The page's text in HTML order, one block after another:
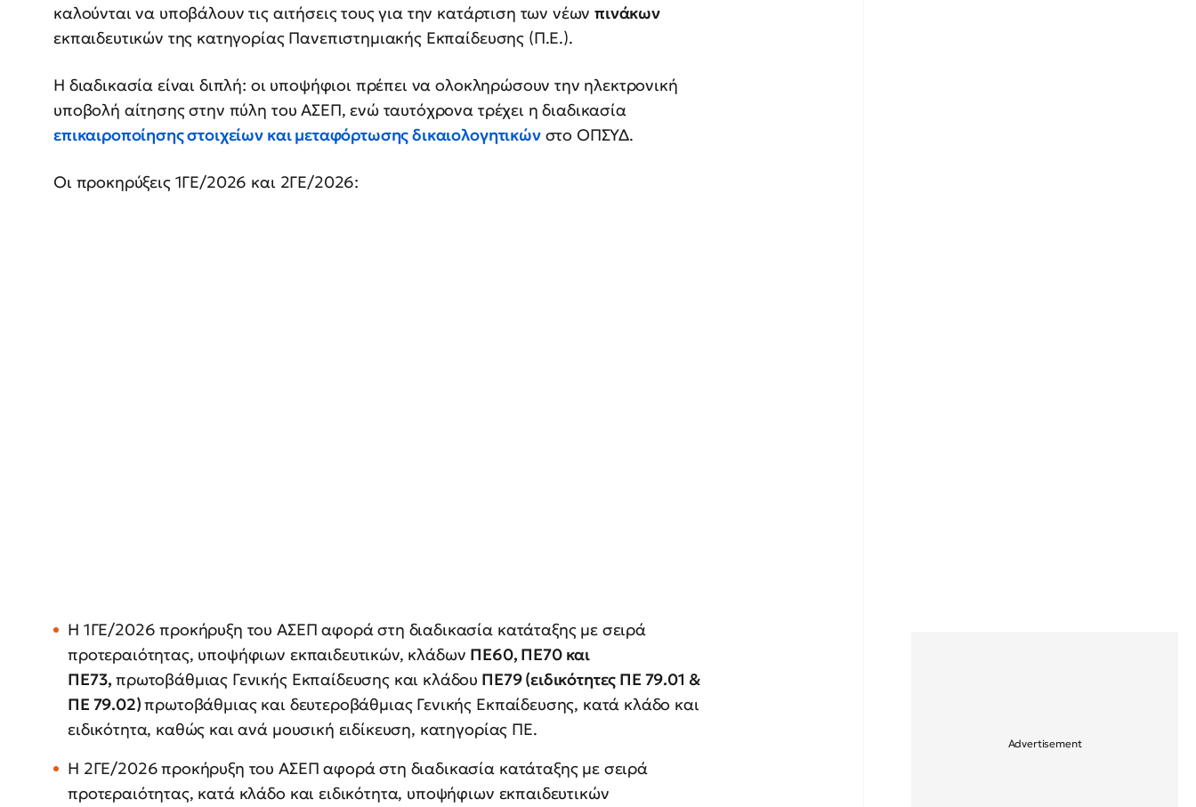
καλούνται να υποβάλουν τις αιτήσεις τους για την κατάρτιση των νέωνπινάκων
εκπαιδευτικών της κατηγορίας Πανεπιστημιακής Εκπαίδευσης (Π.Ε.).
Η διαδικασία είναι διπλή: οι υποψήφιοι πρέπει να ολοκληρώσουν την ηλεκτρονική
υποβολή αίτησης στην πύλη του ΑΣΕΠ, ενώ ταυτόχρονα τρέχει η διαδικασία
επικαιροποίησης στοιχείων και μεταφόρτωσης δικαιολογητικώνστο ΟΠΣΥΔ.
Οι προκηρύξεις 1ΓΕ/2026 και 2ΓΕ/2026:
Η 1ΓΕ/2026 προκήρυξη του ΑΣΕΠ αφορά στη διαδικασία κατάταξης με σειρά
προτεραιότητας, υποψήφιων εκπαιδευτικών, κλάδων ΠΕ60, ΠΕ70 και
ΠΕ73,πρωτοβάθμιας Γενικής Εκπαίδευσης και κλάδου ΠΕ79 (ειδικότητες ΠΕ 79.01 &
ΠΕ 79.02)πρωτοβάθμιας και δευτεροβάθμιας Γενικής Εκπαίδευσης, κατά κλάδο και
ειδικότητα, καθώς και ανά μουσική ειδίκευση, κατηγορίας ΠΕ.
Η 2ΓΕ/2026προκήρυξη του ΑΣΕΠ αφορά στη διαδικασία κατάταξης με σειρά
προτεραιότητας, κατά κλάδο και ειδικότητα, υποψήφιων εκπαιδευτικών